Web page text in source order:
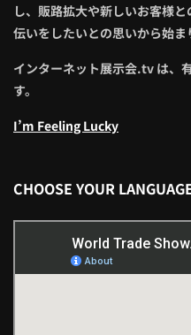
し、販路拡大や新しいお客様
伝いをしたいとの思いから始ま
インターネット展示会.tv は、
す。
I’m Feeling Lucky
CHOOSE YOUR